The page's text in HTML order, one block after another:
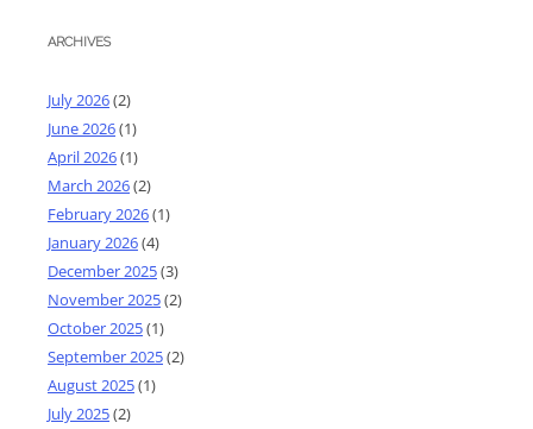
ARCHIVES
July 2026(2)
June 2026(1)
April 2026(1)
March 2026(2)
February 2026(1)
January 2026(4)
December 2025(3)
November 2025(2)
October 2025(1)
September 2025(2)
August 2025(1)
July 2025(2)